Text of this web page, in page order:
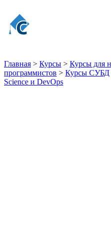
Главная > Курсы > Курсы для
программистов > Курсы СУБД
Science и DevOps